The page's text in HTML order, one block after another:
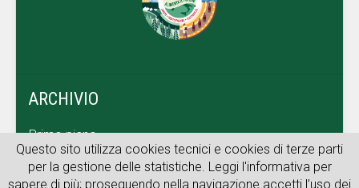
ARCHIVIO
Primo piano
Dal territorio
Questo sito utilizza cookies tecnici e cookies di terze parti
per la gestione delle statistiche. Leggi l'informativa per
sapere di più; proseguendo nella navigazione accetti l’uso dei